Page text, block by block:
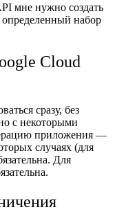
мне нужно создать
набор
Cloud
сразу, без
с некоторыми
приложения —
случаях (для
Для